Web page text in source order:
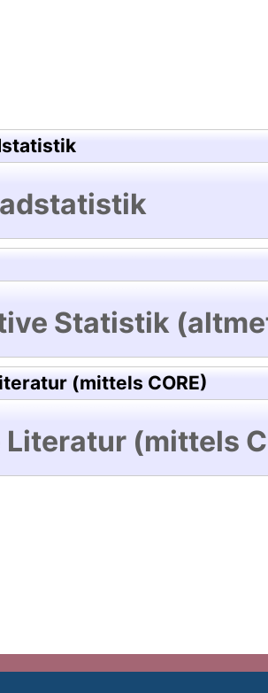
Statistik
(mittels CORE)
(mittels